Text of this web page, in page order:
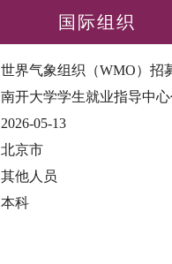
国际组织
世界气象组织（WMO）招
南开大学学生就业指导中
2026-05-13
北京市
其他人员
本科